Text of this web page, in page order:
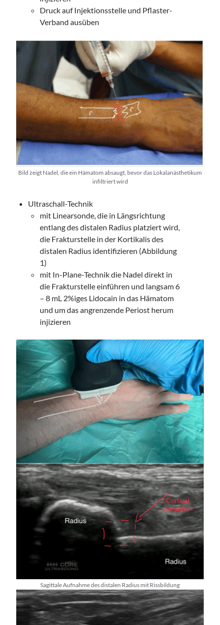
Druck auf Injektionsstelle und Pflaster-
Verband ausüben
Bild zeigt Nadel, die ein Hämatom absaugt, bevor das Lokalanästhetikum
infiltriert wird
Ultraschall-Technik
mit Linearsonde, die in Längsrichtung
entlang des distalen Radius platziert wird,
die Frakturstelle in der Kortikalis des
distalen Radius identifizieren (Abbildung
1)
mit In-Plane-Technik die Nadel direkt in
die Frakturstelle einführen und langsam 6
– 8 mL 2%iges Lidocain in das Hämatom
und um das angrenzende Periost herum
injizieren
Sagittale Aufnahme des distalen Radius mit Rissbildung